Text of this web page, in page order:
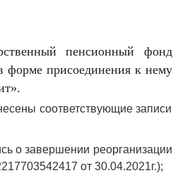
пенсионный фонд
присоединения к нему
соответствующие записи
о завершении реорганизации
от 30.04.2021г.);